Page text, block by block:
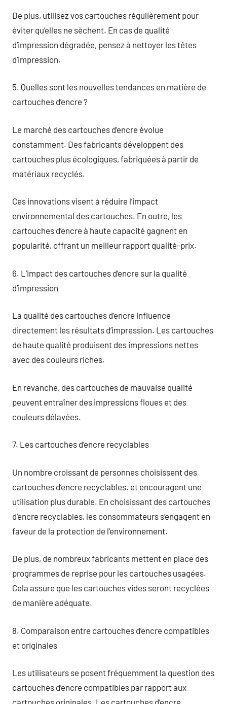
De plus, utilisez vos cartouches régulièrement pour
éviter qu’elles ne sèchent. En cas de qualité
d’impression dégradée, pensez à nettoyer les têtes
d’impression.
5. Quelles sont les nouvelles tendances en matière de
cartouches d’encre ?
Le marché des cartouches d’encre évolue
constamment. Des fabricants développent des
cartouches plus écologiques, fabriquées à partir de
matériaux recyclés.
Ces innovations visent à réduire l’impact
environnemental des cartouches. En outre, les
cartouches d’encre à haute capacité gagnent en
popularité, offrant un meilleur rapport qualité-prix.
6. L’impact des cartouches d’encre sur la qualité
d’impression
La qualité des cartouches d’encre influence
directement les résultats d’impression. Les cartouches
de haute qualité produisent des impressions nettes
avec des couleurs riches.
En revanche, des cartouches de mauvaise qualité
peuvent entraîner des impressions floues et des
couleurs délavées.
7. Les cartouches d’encre recyclables
Un nombre croissant de personnes choisissent des
cartouches d’encre recyclables. et encouragent une
utilisation plus durable. En choisissant des cartouches
d’encre recyclables, les consommateurs s’engagent en
faveur de la protection de l’environnement.
De plus, de nombreux fabricants mettent en place des
programmes de reprise pour les cartouches usagées.
Cela assure que les cartouches vides seront recyclées
de manière adéquate.
8. Comparaison entre cartouches d’encre compatibles
et originales
Les utilisateurs se posent fréquemment la question des
cartouches d’encre compatibles par rapport aux
cartouches originales. Les cartouches d’encre